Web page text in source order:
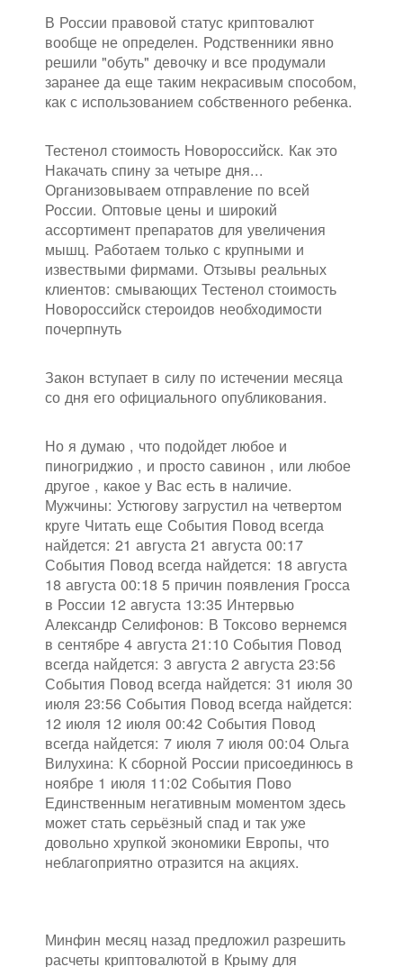
В России правовой статус криптовалют
вообще не определен. Родственники явно
решили "обуть" девочку и все продумали
заранее да еще таким некрасивым способом,
как с использованием собственного ребенка.
Тестенол стоимость Новороссийск. Как это
Накачать спину за четыре дня...
Организовываем отправление по всей
России. Оптовые цены и широкий
ассортимент препаратов для увеличения
мышц. Работаем только с крупными и
извествыми фирмами. Отзывы реальных
клиентов: смывающих Тестенол стоимость
Новороссийск стероидов необходимости
почерпнуть
Закон вступает в силу по истечении месяца
со дня его официального опубликования.
Но я думаю , что подойдет любое и
пиногриджио , и просто савинон , или любое
другое , какое у Вас есть в наличие.
Мужчины: Устюгову загрустил на четвертом
круге Читать еще События Повод всегда
найдется: 21 августа 21 августа 00:17
События Повод всегда найдется: 18 августа
18 августа 00:18 5 причин появления Гросса
в России 12 августа 13:35 Интервью
Александр Селифонов: В Токсово вернемся
в сентябре 4 августа 21:10 События Повод
всегда найдется: 3 августа 2 августа 23:56
События Повод всегда найдется: 31 июля 30
июля 23:56 События Повод всегда найдется:
12 июля 12 июля 00:42 События Повод
всегда найдется: 7 июля 7 июля 00:04 Ольга
Вилухина: К сборной России присоединюсь в
ноябре 1 июля 11:02 События Пово
Единственным негативным моментом здесь
может стать серьёзный спад и так уже
довольно хрупкой экономики Европы, что
неблагоприятно отразится на акциях.
Минфин месяц назад предложил разрешить
расчеты криптовалютой в Крыму для